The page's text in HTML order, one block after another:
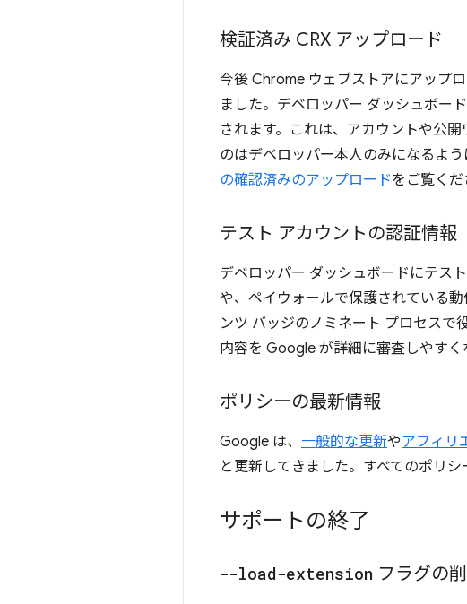
検証済み CRX アップロード
今後 Chrome ウェブストアにアップ
ました。デベロッパー ダッシュボー
されます。これは、アカウントや公
のはデベロッパー本人のみになるよ
の確認済みのアップロードをご覧くだ
テスト アカウントの認証情報
デベロッパー ダッシュボードにテス
や、ペイウォールで保護されている
ンツ バッジのノミネート プロセスで
内容を Google が詳細に審査しやすく
ポリシーの最新情報
Google は、 一般的な更新やアフィリ
と更新してきました。すべてのポリシ
サポートの終了
--load-extension フラグの